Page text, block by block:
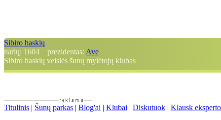
Sibiro haskių
narių: 1604 prezidentas: Ave
Sibiro haskių veislės šunų mylėtojų klubas
Titulinis | Šunų parkas | Blog'ai | Klubai | Diskutuok | Klausk eksperto